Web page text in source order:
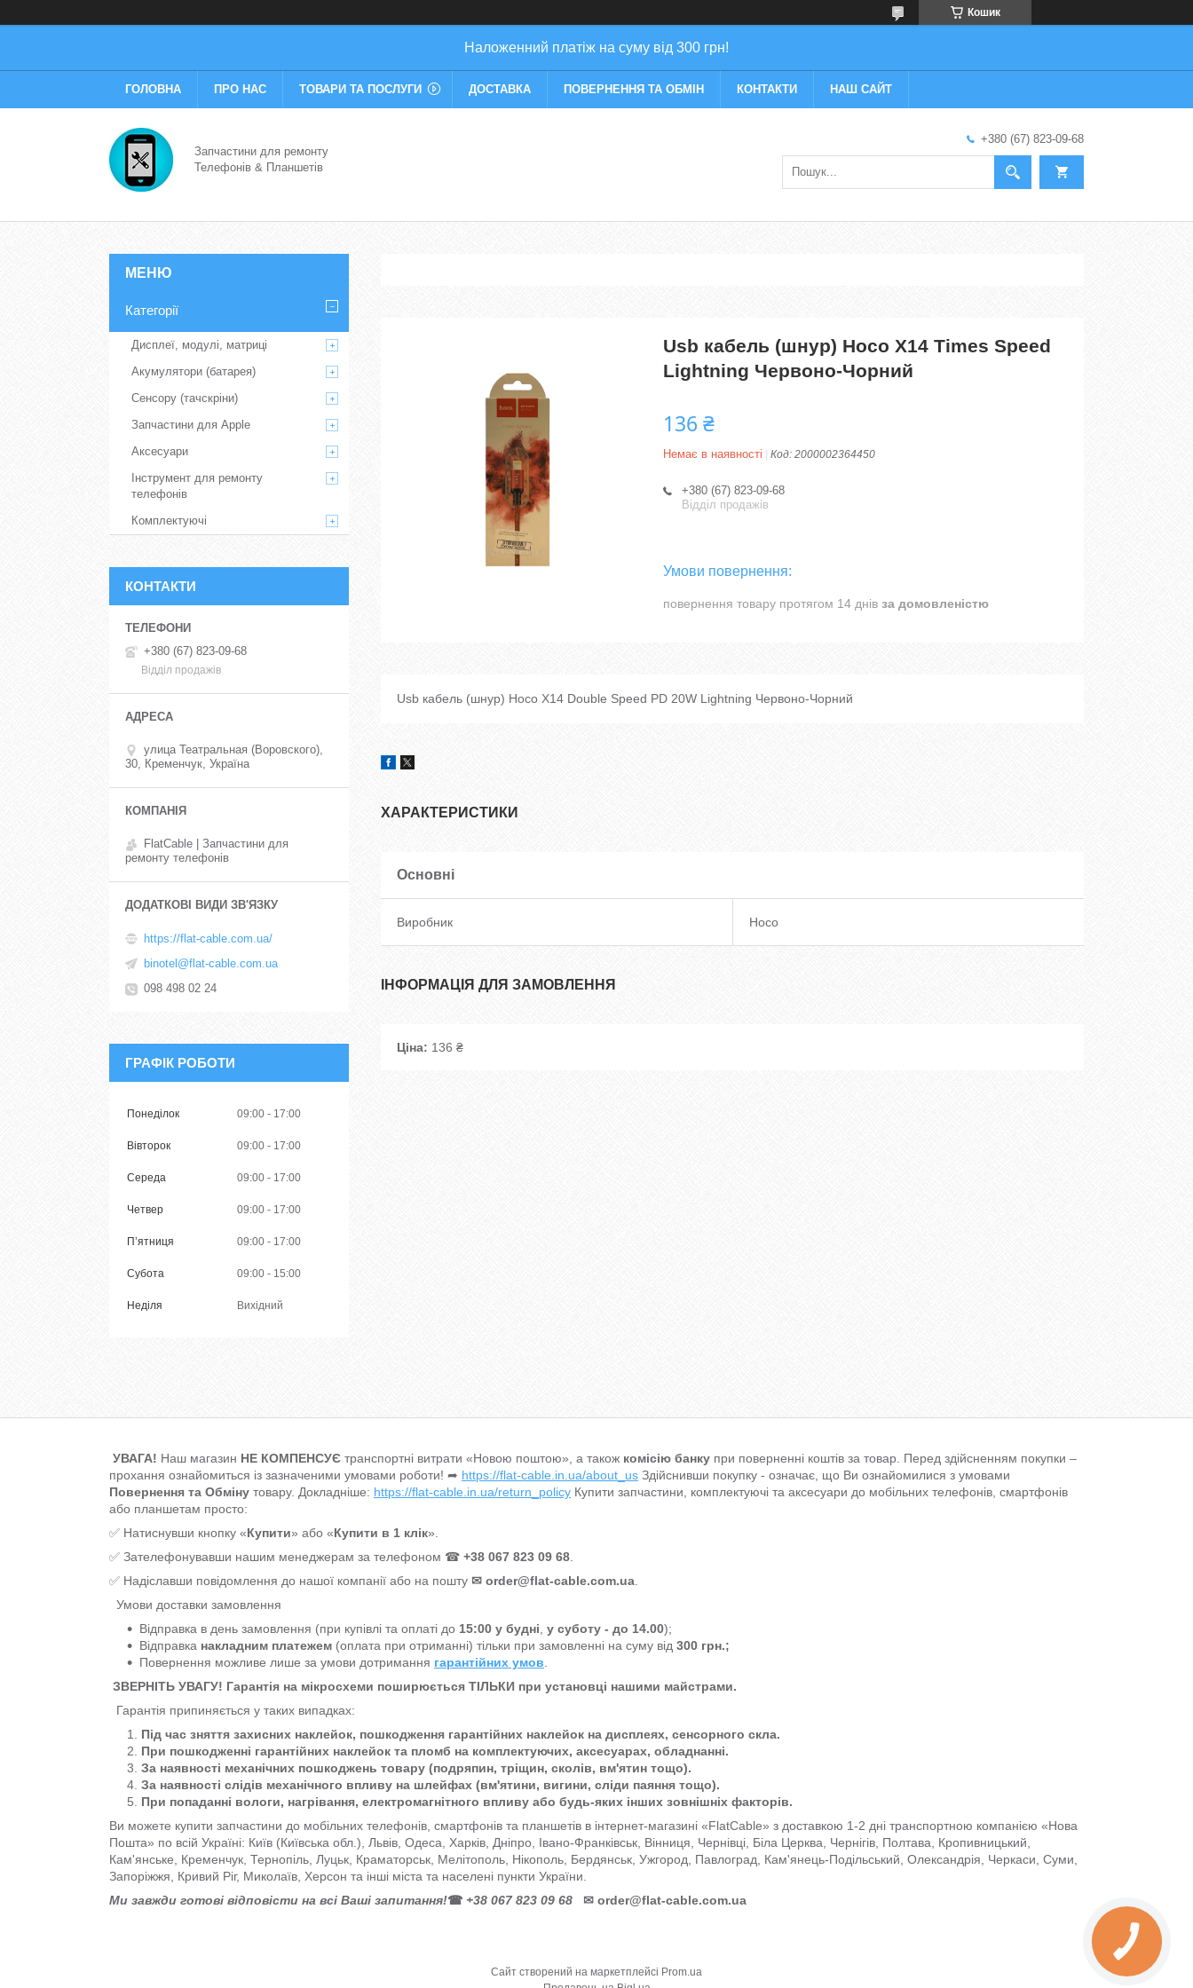
Кошик
Наложенний платіж на суму від 300 грн!
ГОЛОВНА ПРО НАС ТОВАРИ ТА ПОСЛУГИ ДОСТАВКА ПОВЕРНЕННЯ ТА ОБМІН КОНТАКТИ НАШ САЙТ
Запчастини для ремонту
Телефонів & Планшетів
+380 (67) 823-09-68
Usb кабель (шнур) Hoco X14 Times Speed
Lightning Червоно-Чорний
136 ₴
Немає в наявності Код: 2000002364450
+380 (67) 823-09-68
Відділ продажів
повернення товару протягом 14 днів за домовленістю
Usb кабель (шнур) Hoco X14 Double Speed PD 20W Lightning Червоно-Чорний
ХАРАКТЕРИСТИКИ
Основні
Виробник Hoco
ІНФОРМАЦІЯ ДЛЯ ЗАМОВЛЕННЯ
Ціна: 136 ₴
Категорії
Дисплеї, модулі, матриці
Акумулятори (батарея)
Сенсору (тачскріни)
Запчастини для Apple
Аксесуари
Інструмент для ремонту
телефонів
Комплектуючі
КОНТАКТИ
+380 (67) 823-09-68
Відділ продажів
улица Театральная (Воровского),
30, Кременчук, Україна
FlatCable | Запчастини для
ремонту телефонів
https://flat-cable.com.ua/
binotel@flat-cable.com.ua
098 498 02 24
ГРАФІК РОБОТИ
Понеділок 09:00 17:00
Вівторок 09:00 17:00
Середа 09:00 17:00
Четвер 09:00 17:00
Пʼятниця 09:00 17:00
Субота 09:00 15:00
Неділя Вихідний
УВАГА! Наш магазин НЕ КОМПЕНСУЄ транспортні витрати «Новою поштою», а також комісію банку при поверненні коштів за товар. Перед здійсненням покупки –
прохання ознайомиться із зазначеними умовами роботи! ➦ https://flat-cable.in.ua/about_us Здійснивши покупку - означає, що Ви ознайомилися з умовами
Повернення та Обміну товару. Докладніше: https://flat-cable.in.ua/return_policy Купити запчастини, комплектуючі та аксесуари до мобільних телефонів, смартфонів
або планшетам просто:
✅ Натиснувши кнопку «Купити» або «Купити в 1 клік».
✅ Зателефонувавши нашим менеджерам за телефоном ☎ +38 067 823 09 68
✅ Надіславши повідомлення до нашої компанії або на пошту ✉ order@flat-cable.com.ua
Умови доставки замовлення
Відправка в день замовлення (при купівлі та оплаті до 15:00 у будні у суботу - до 14.00);
Відправка накладним платежем (оплата при отриманні) тільки при замовленні на суму від 300 грн.;
Повернення можливе лише за умови дотримання гарантійних умов
ЗВЕРНІТЬ УВАГУ! Гарантія на мікросхеми поширюється ТІЛЬКИ при установці нашими майстрами.
Гарантія припиняється у таких випадках:
Під час зняття захисних наклейок, пошкодження гарантійних наклейок на дисплеях, сенсорного скла.
При пошкодженні гарантійних наклейок та пломб на комплектуючих, аксесуарах, обладнанні.
За наявності механічних пошкоджень товару (подряпин, тріщин, сколів, вм'ятин тощо).
За наявності слідів механічного впливу на шлейфах (вм'ятини, вигини, сліди паяння тощо).
При попаданні вологи, нагрівання, електромагнітного впливу або будь-яких інших зовнішніх факторів.
Ви можете купити запчастини до мобільних телефонів, смартфонів та планшетів в інтернет-магазині «FlatCable» з доставкою 1-2 дні транспортною компанією «Нова
Пошта» по всій Україні: Київ (Київська обл.), Львів, Одеса, Харків, Дніпро, Івано-Франківськ, Вінниця, Чернівці, Біла Церква, Чернігів, Полтава, Кропивницький,
Кам'янське, Кременчук, Тернопіль, Луцьк, Краматорськ, Мелітополь, Нікополь, Бердянськ, Ужгород, Павлоград, Кам'янець-Подільський, Олександрія, Черкаси, Суми,
Запоріжжя, Кривий Ріг, Миколаїв, Херсон та інші міста та населені пункти України.
Ми завжди готові відповісти на всі Ваші запитання!☎ +38 067 823 09 68 ✉ order@flat-cable.com.ua
Сайт створений на маркетплейсі Prom.ua